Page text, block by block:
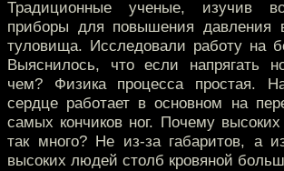
Традиционные ученые, изучив
приборы для повышения давления
туловища. Исследовали работу на
Выяснилось, что если напрягать
чем? Физика процесса простая.
сердце работает в основном на
самых кончиков ног. Почему
так много? Не из-за габаритов, а
высоких людей столб кровяной